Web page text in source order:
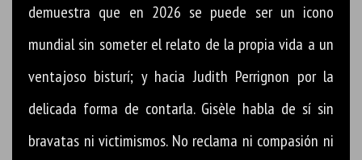
demuestra que en 2026 se puede ser un icono
mundial sin someter el relato de la propia vida a un
ventajoso bisturí; y hacia Judith Perrignon por la
delicada forma de contarla. Gisèle habla de sí sin
bravatas ni victimismos. No reclama ni compasión ni